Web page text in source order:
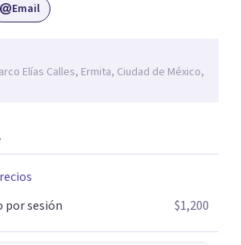
Email
Elías Calles, Ermita, Ciudad de México,
por sesión
$1,200